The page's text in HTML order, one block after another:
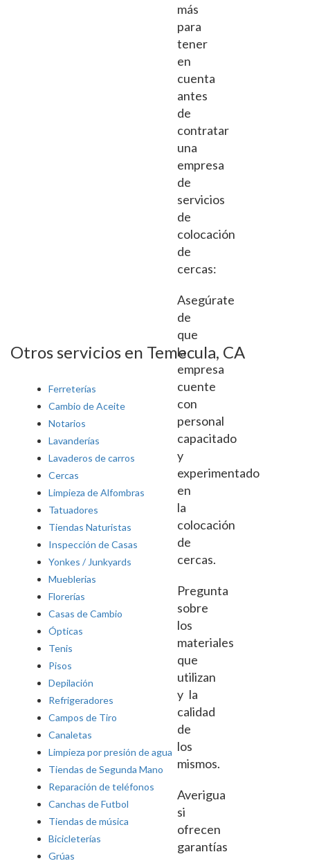
más
para
tener
en
cuenta
antes
de
contratar
una
empresa
de
servicios
de
colocación
de
cercas:
Asegúrate
de
que
la
empresa
cuente
con
personal
capacitado
y
experimentado
en
la
colocación
de
cercas.
Pregunta
sobre
los
materiales
que
utilizan
y la
calidad
de
los
mismos.
Averigua
si
ofrecen
garantías
Otros servicios en Temecula, CA
Ferreterías
Cambio de Aceite
Notarios
Lavanderías
Lavaderos de carros
Cercas
Limpieza de Alfombras
Tatuadores
Tiendas Naturistas
Inspección de Casas
Yonkes / Junkyards
Mueblerias
Florerías
Casas de Cambio
Ópticas
Tenis
Pisos
Depilación
Refrigeradores
Campos de Tiro
Canaletas
Limpieza por presión de agua
Tiendas de Segunda Mano
Reparación de teléfonos
Canchas de Futbol
Tiendas de música
Bicicleterías
Grúas